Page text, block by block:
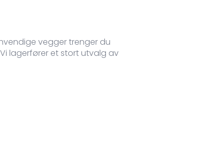
vegger trenger du
lagerfører et stort utvalg av